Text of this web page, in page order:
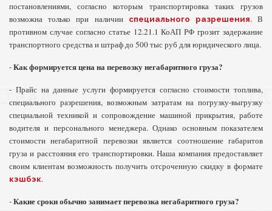
постановлениями, согласно которым транспортировка таких грузов
возможна только при наличии
специального разрешения. В
противном случае согласно статье 12.21.1 КоАП РФ грозит задержание
транспортного средства и штраф до 500 тыс руб для юридического лица.
-Как формируется цена на перевозку негабаритного груза?
- Прайс на данные услуги формируется согласно стоимости топлива,
специального разрешения, возможным затратам на погрузку-выгрузку
специальной техникой и сопровождение машиной прикрытия, работе
водителя и персонального менеджера. Однако основным показателем
стоимости негабаритной перевозки является соотношение габаритов
груза и расстояния его транспортировки. Наша компания предоставляет
своим клиентам возможность получить отсроченную скидку в формате
кэшбэк.
-Какие сроки обычно занимает перевозка негабаритного груза?